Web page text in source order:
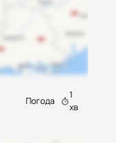
Погода
1
хв